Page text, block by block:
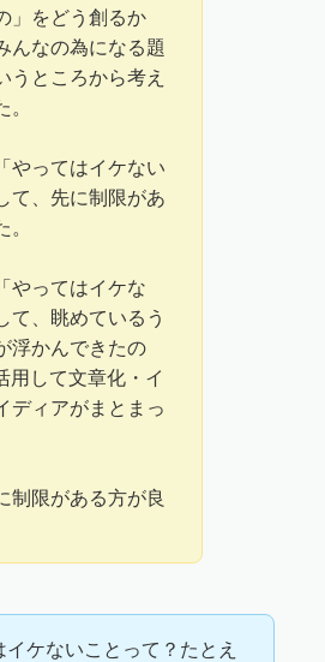
」をどう創るか
んなの為になる題
うところから考え
やってはイケない
て、先に制限があ
やってはイケな
て、眺めているう
浮かんできたの
用して文章化・イ
ディアがまとまっ
制限がある方が良
イケないことって？たとえ